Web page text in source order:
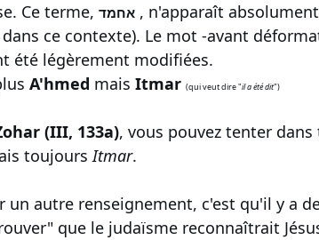
Ce terme, אחמד, n'apparaît
ce contexte). Le mot -avant
été légèrement modifiées.
A'hmed mais Itmar (qui veut dire "il a été dit")
(III, 133a), vous pouvez tenter
toujoursItmar.
un autre renseignement, c'est qu'il y a
que le judaïsme reconnaîtrait